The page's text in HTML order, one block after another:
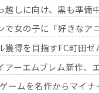
越しに向け、黒も準備
で女の子に「好きな
獲得を目指すFC町田
アーエムブレム新作
ームを名作からマイ